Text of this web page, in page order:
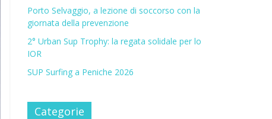
Porto Selvaggio, a lezione di soccorso con la
giornata della prevenzione
2° Urban Sup Trophy: la regata solidale per lo
IOR
SUP Surfing a Peniche 2026
Categorie